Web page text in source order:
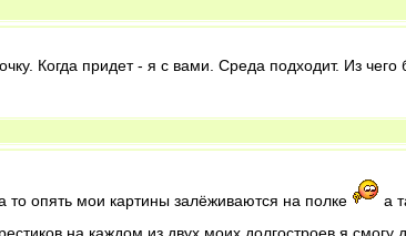
Когда придет - я с вами. Среда подходит. Из
то опять мои картины залёживаются на полке
а